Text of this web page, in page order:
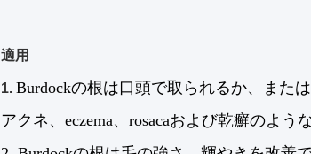
適用
1. Burdockの根は口頭で取られるか、また
アクネ、eczema、rosacaおよび乾癬のよう